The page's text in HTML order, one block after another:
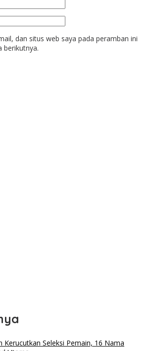
dan situs web saya pada peramban ini
berikutnya.